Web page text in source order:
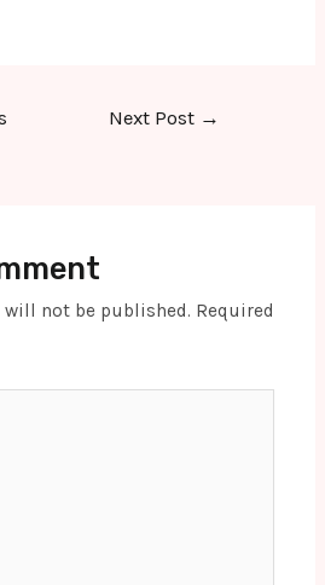
Next Post →
will not be published. Required